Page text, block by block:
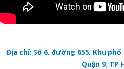
Địa chỉ: Số 6, đường 655, Khu
Quận 9, TP